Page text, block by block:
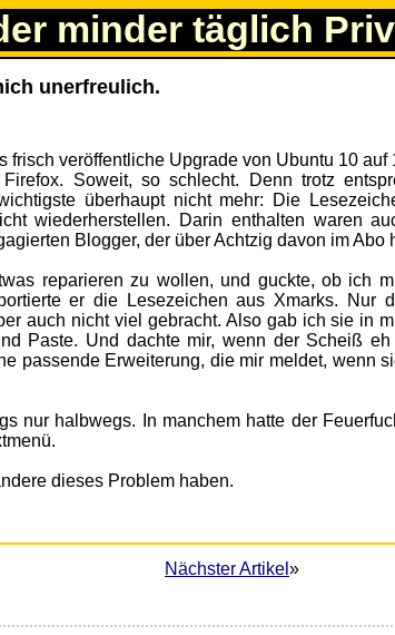
minder täglich
unerfreulich.
veröffentliche Upgrade von Ubuntu 10 auf
Soweit, so schlecht. Denn trotz
überhaupt nicht mehr: Die
wiederherstellen. Darin enthalten waren
Blogger, der über Achtzig davon im Abo
reparieren zu wollen, und guckte, ob ich
er die Lesezeichen aus Xmarks. Nur
auch nicht viel gebracht. Also gab ich sie in
Paste. Und dachte mir, wenn der Scheiß
passende Erweiterung, die mir meldet, wenn
nur halbwegs. In manchem hatte der
dieses Problem haben.
Nächster Artikel »